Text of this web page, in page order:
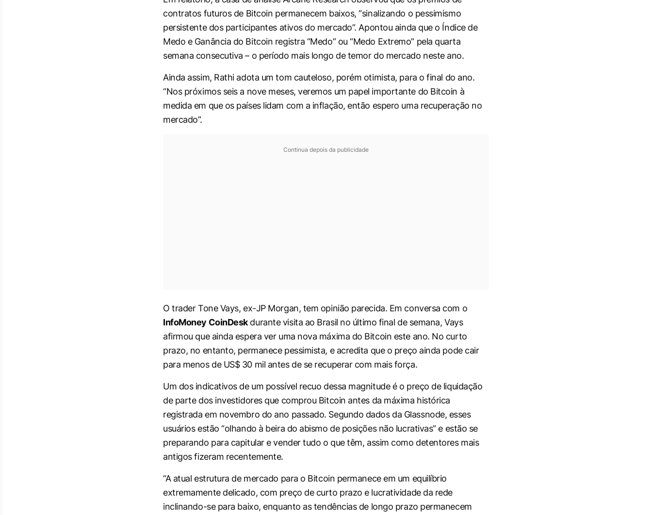
contratos futuros de Bitcoin permanecem baixos, “sinalizando o pessimismo
persistente dos participantes ativos do mercado”. Apontou ainda que o Índice de
Medo e Ganância do Bitcoin registra “Medo” ou “Medo Extremo” pela quarta
semana consecutiva – o período mais longo de temor do mercado neste ano.
Ainda assim, Rathi adota um tom cauteloso, porém otimista, para o final do ano.
“Nos próximos seis a nove meses, veremos um papel importante do Bitcoin à
medida em que os países lidam com a inflação, então espero uma recuperação no
mercado”.
Continua depois da publicidade
O trader Tone Vays, ex-JP Morgan, tem opinião parecida. Em conversa com o
InfoMoney CoinDeskdurante visita ao Brasil no último final de semana, Vays
afirmou que ainda espera ver uma nova máxima do Bitcoin este ano. No curto
prazo, no entanto, permanece pessimista, e acredita que o preço ainda pode cair
para menos de US$ 30 mil antes de se recuperar com mais força.
Um dos indicativos de um possível recuo dessa magnitude é o preço de liquidação
de parte dos investidores que comprou Bitcoin antes da máxima histórica
registrada em novembro do ano passado. Segundo dados da Glassnode, esses
usuários estão “olhando à beira do abismo de posições não lucrativas” e estão se
preparando para capitular e vender tudo o que têm, assim como detentores mais
antigos fizeram recentemente.
“A atual estrutura de mercado para o Bitcoin permanece em um equilíbrio
extremamente delicado, com preço de curto prazo e lucratividade da rede
inclinando-se para baixo, enquanto as tendências de longo prazo permanecem